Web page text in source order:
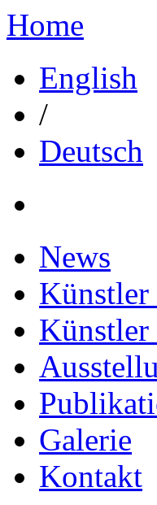
Home
English
/
Deutsch
News
Künstler
Galerie
Kontakt